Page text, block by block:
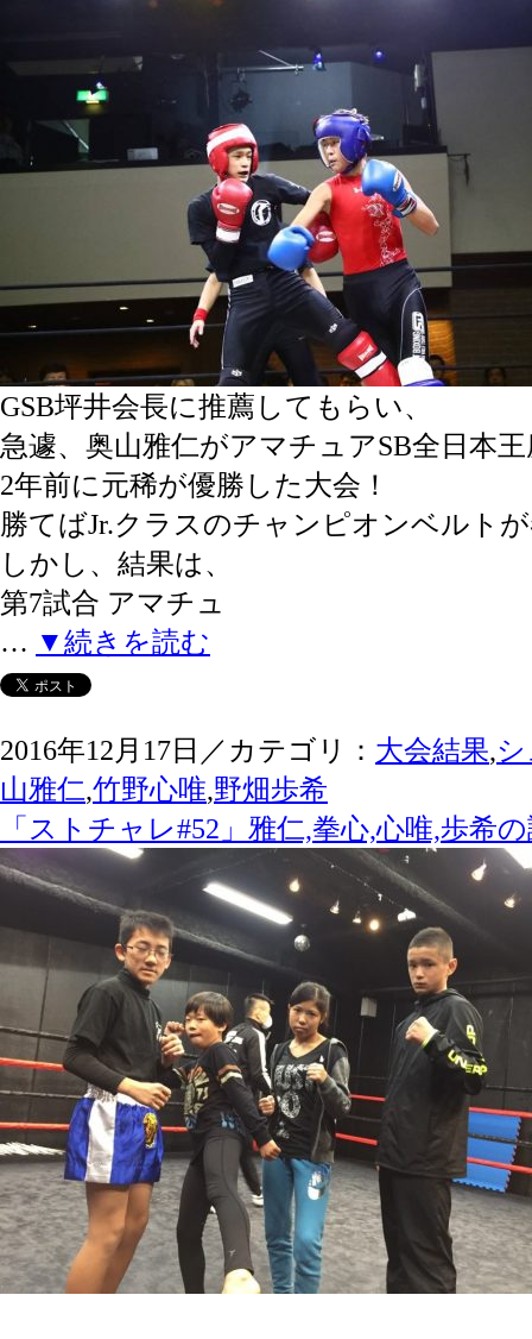
GSB坪井会長に推薦してもらい、
急遽、奥山雅仁がアマチュアSB全日本
2年前に元稀が優勝した大会！
勝てばJr.クラスのチャンピオンベルト
しかし、結果は、
第7試合 アマチュ
… ▼続きを読む
2016年12月17日／カテゴリ： 大会結果,
山雅仁,竹野心唯,野畑歩希
「ストチャレ#52」雅仁,拳心,心唯,歩希